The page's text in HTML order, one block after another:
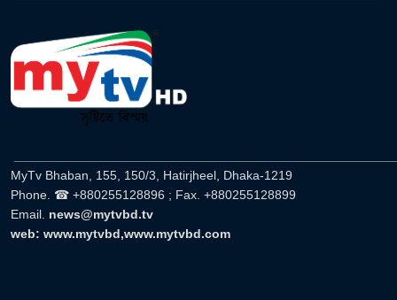
MyTv Bhaban, 155, 150/3, Hatirjheel, Dhaka-1219
Phone. ☎ +880255128896 ; Fax. +880255128899
Email. news@mytvbd.tv
web: www.mytvbd,www.mytvbd.com